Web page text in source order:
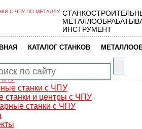
центры
станки
с ЧПУ
ЧПУ
станки с ЧПУ
станки и центры с ЧПУ
станки с ЧПУ
С ЧПУ ПО МЕТАЛЛУ
ИНСТРУМЕНТ
КАТАЛОГ СТАНКОВ